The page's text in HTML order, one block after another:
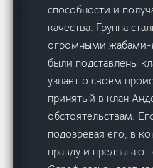
способности и
качества. Группа
огромными жабами-
были подставлены
узнает о своём
принятый в клан
обстоятельствам.
подозревая его, в
правду и